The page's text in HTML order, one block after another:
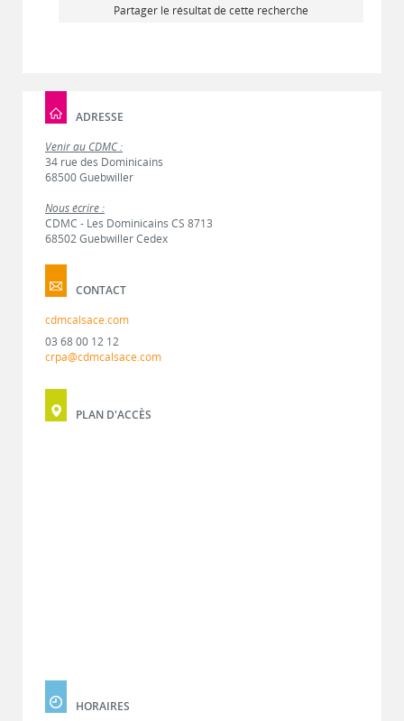
Partager le résultat de cette recherche
ADRESSE
Venir au CDMC :
34 rue des Dominicains
68500 Guebwiller
Nous écrire :
CDMC - Les Dominicains CS 8713
68502 Guebwiller Cedex
CONTACT
cdmcalsace.com
03 68 00 12 12
crpa@cdmcalsace.com
PLAN D'ACCÈS
HORAIRES